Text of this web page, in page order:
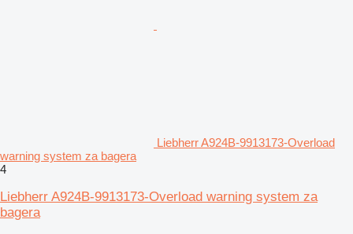
Liebherr A924B-9913173-Overload
warning system za bagera
4
Liebherr A924B-9913173-Overload warning system za
bagera